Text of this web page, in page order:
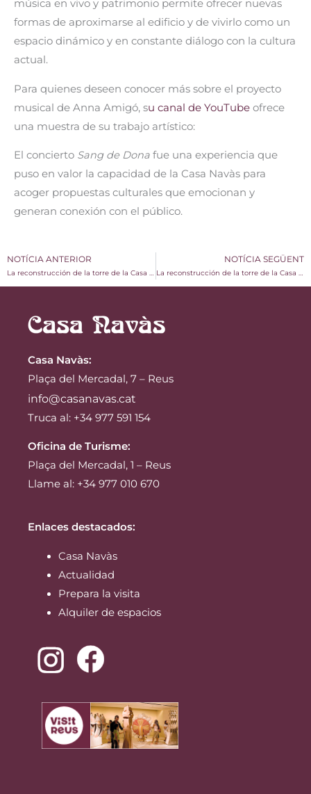
música en vivo y patrimonio permite ofrecer nuevas
formas de aproximarse al edificio y de vivirlo como un
espacio dinámico y en constante diálogo con la cultura
actual.
Para quienes deseen conocer más sobre el proyecto
musical de Anna Amigó, su canal de YouTube ofrece
una muestra de su trabajo artístico:
El concierto Sang de Dona fue una experiencia que
puso en valor la capacidad de la Casa Navàs para
acoger propuestas culturales que emocionan y
generan conexión con el público.
NOTÍCIA ANTERIOR
La reconstrucción de la torre de la Casa Navàs: una ponencia para entender el proceso patrimonial
NOTÍCIA SEGÜENT
La reconstrucción de la torre de la Casa Navàs: patrimonio, arquitectura y luz
Casa Navàs:
Plaça del Mercadal, 7 – Reus
info@casanavas.cat
Truca al: +34 977 591 154
Oficina de Turisme:
Plaça del Mercadal, 1 – Reus
Llame al: +34 977 010 670
Enlaces destacados:
Casa Navàs
Actualidad
Prepara la visita
Alquiler de espacios